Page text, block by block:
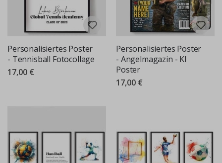
Personalisiertes Poster
- Tennisball Fotocollage
17,00 €
Personalisiertes Poster
- Angelmagazin - KI
Poster
17,00 €